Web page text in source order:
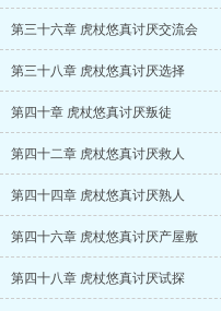
第三十六章 虎杖悠真讨厌交流会
第三十八章 虎杖悠真讨厌选择
第四十章 虎杖悠真讨厌叛徒
第四十二章 虎杖悠真讨厌救人
第四十四章 虎杖悠真讨厌熟人
第四十六章 虎杖悠真讨厌产屋敷
第四十八章 虎杖悠真讨厌试探